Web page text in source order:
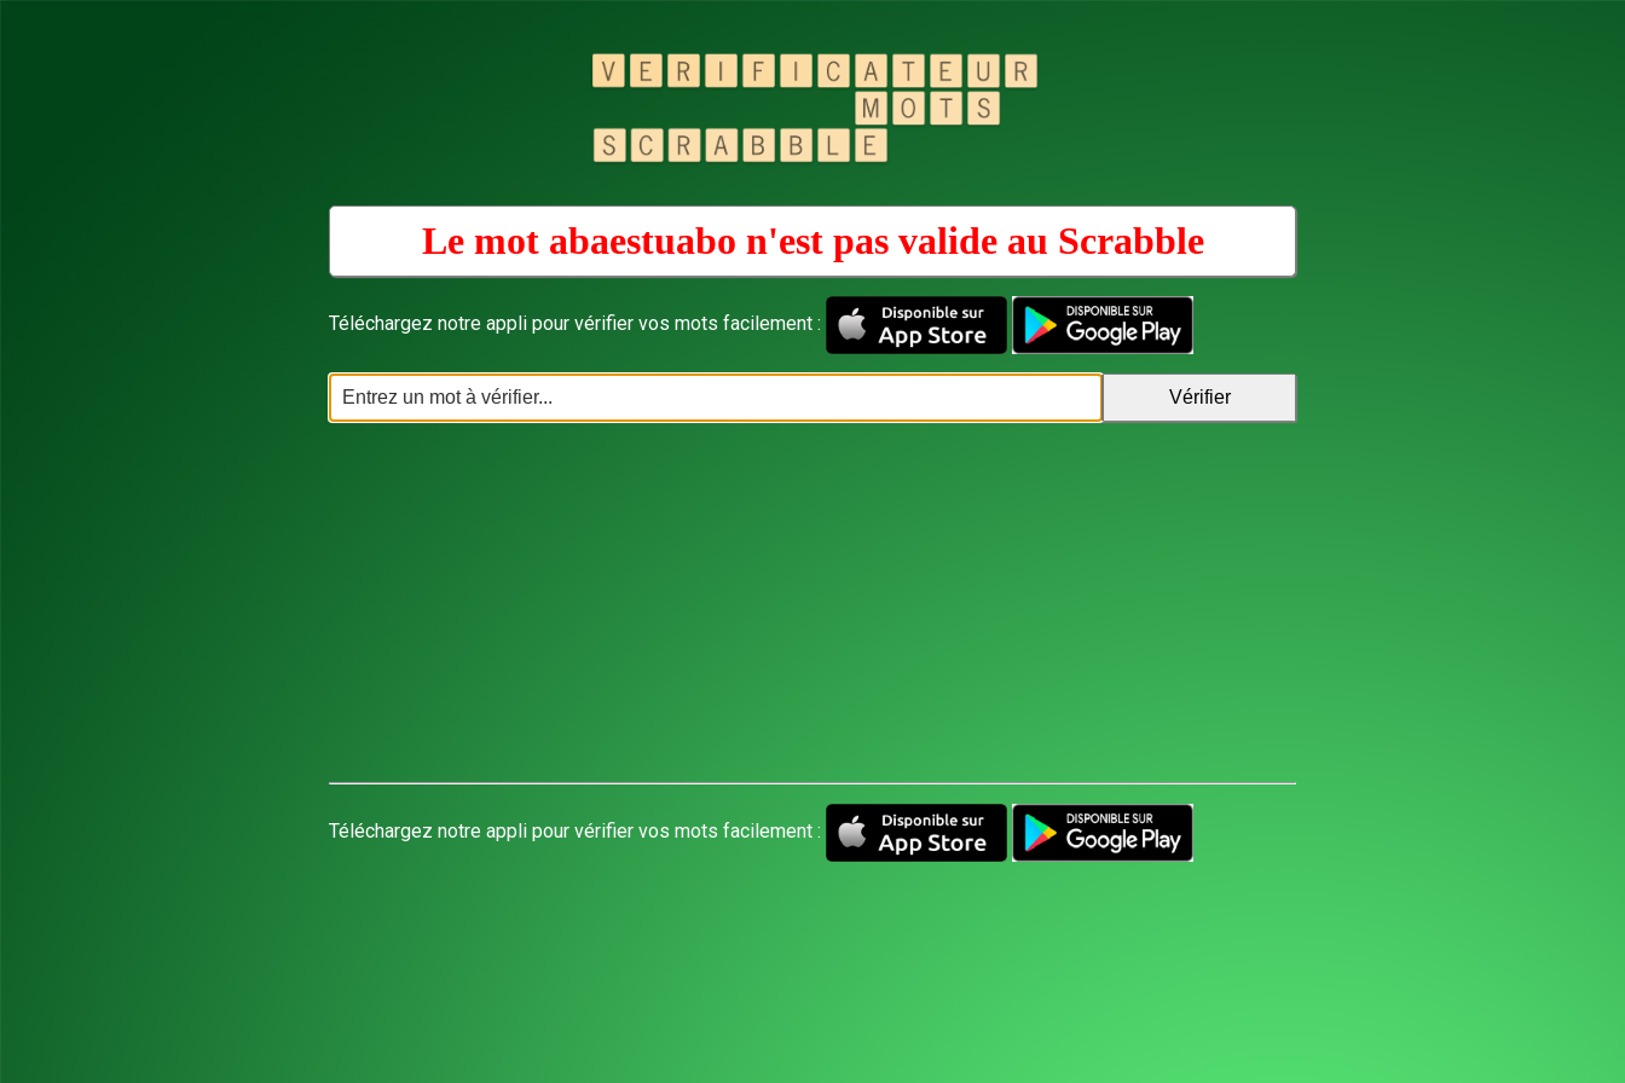
Le mot abaestuabo n'est pas valide au Scrabble
Téléchargez notre appli pour vérifier vos mots facilement :
Téléchargez notre appli pour vérifier vos mots facilement :